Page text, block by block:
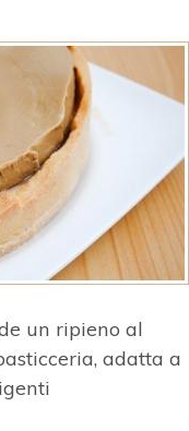
un ripieno al
adatta a